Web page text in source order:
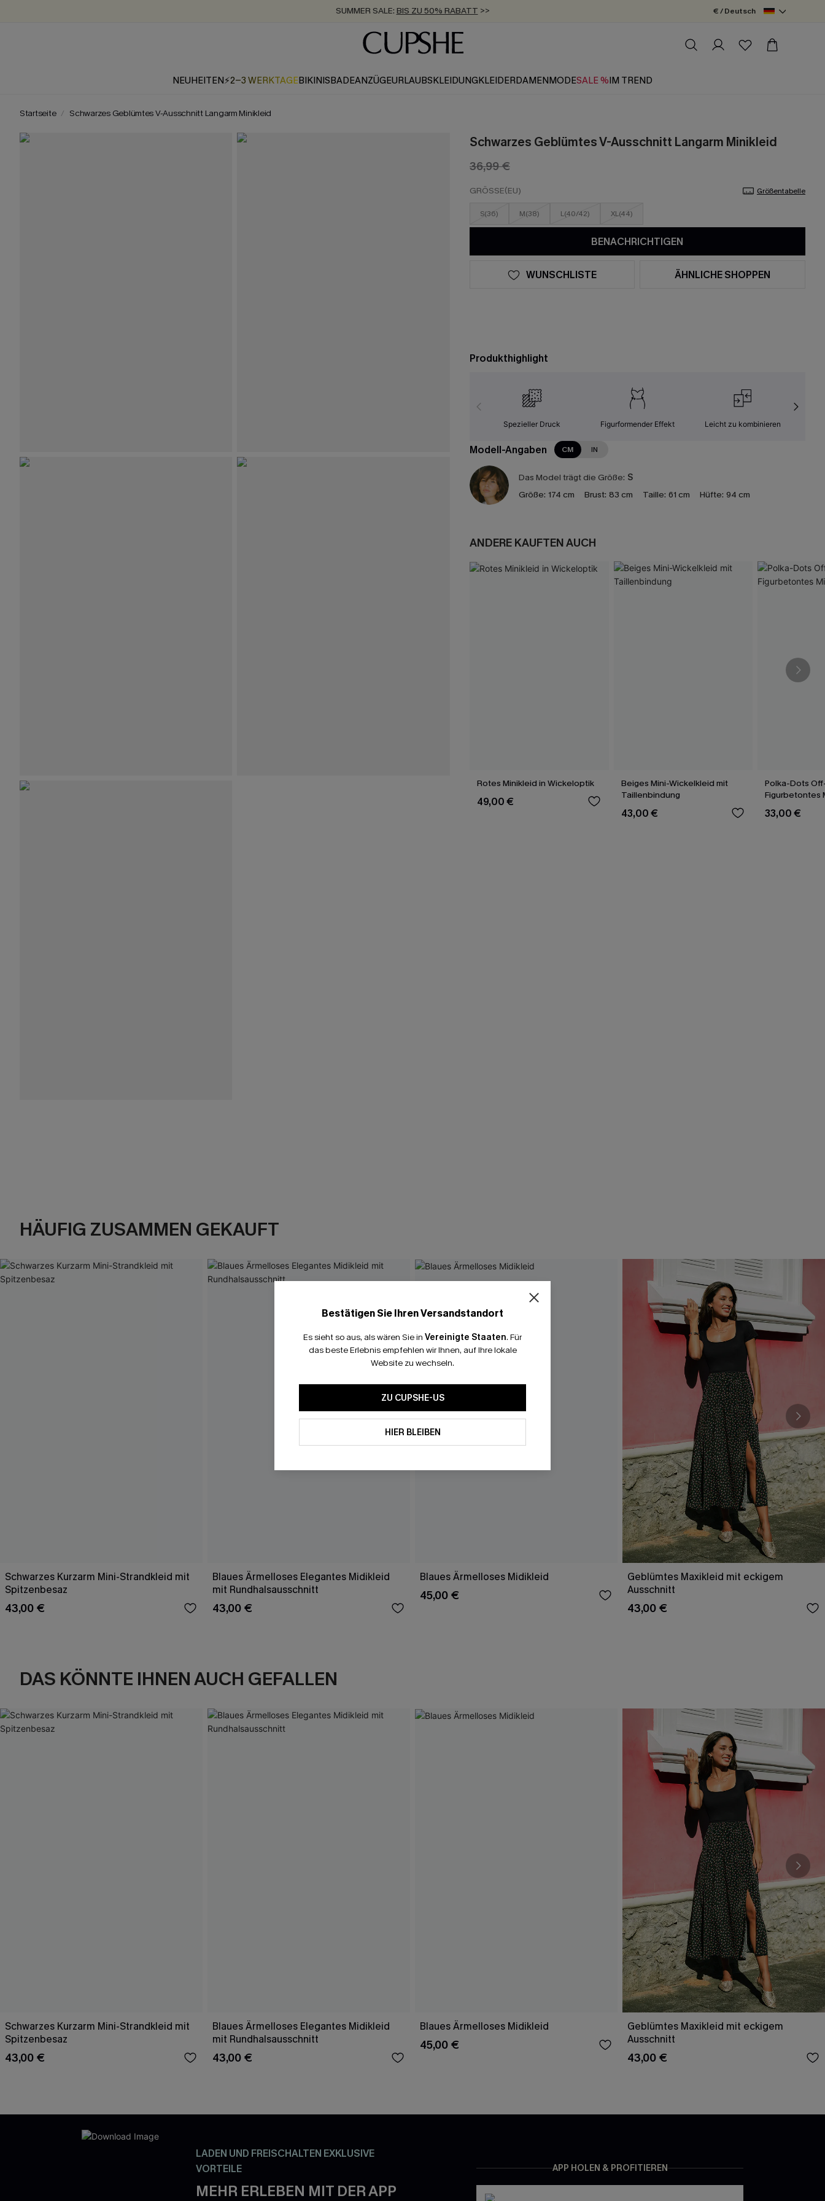
ZUM NEWSLETTER:BIS ZU -20% EXTRA ERHALTEN
KOSTENLOSER VERSAND AB 89 €
€ / Deutsch
NEUHEITEN⚡2-3 WERKTAGEBIKINISBADEANZÜGEURLAUBSKLEIDUNGKLEIDERDAMENMODESALE %IM TREND
Startseite Schwarzes Geblümtes V-Ausschnitt Langarm Minikleid
Schwarzes Geblümtes V-Ausschnitt Langarm Minikleid
36,99 €
GRÖSSE(EU) Größentabelle
S(36) M(38) L(40/42) XL(44)
BENACHRICHTIGEN
WUNSCHLISTE ÄHNLICHE SHOPPEN
Produkthighlight
Spezieller Druck Figurformender Effekt Leicht zu kombinieren
Modell-Angaben CM IN
Das Model trägt die Größe: S
Größe: 174 cm Brust: 83 cm Taille: 61 cm Hüfte: 94 cm
ANDERE KAUFTEN AUCH
Rotes Minikleid in Wickeloptik
49,00 €
Beiges Mini-Wickelkleid mit
Taillenbindung
43,00 €
Polka-Dots
Figurbetontes
Cocktailkleid
33,00 €
HÄUFIG ZUSAMMEN GEKAUFT
Schwarzes Kurzarm Mini-Strandkleid mit
Spitzenbesaz
43,00 €
Blaues Ärmelloses Elegantes Midikleid
mit Rundhalsausschnitt
43,00 €
Blaues Ärmelloses Midikleid
45,00 €
Geblümtes Maxikleid mit eckigem
Ausschnitt
43,00 €
DAS KÖNNTE IHNEN AUCH GEFALLEN
Schwarzes Kurzarm Mini-Strandkleid mit
Spitzenbesaz
43,00 €
Blaues Ärmelloses Elegantes Midikleid
mit Rundhalsausschnitt
43,00 €
Blaues Ärmelloses Midikleid
45,00 €
Geblümtes Maxikleid mit eckigem
Ausschnitt
43,00 €
LADEN UND FREISCHALTEN EXKLUSIVE
VORTEILE
MEHR ERLEBEN MIT DER APP
APP HOLEN & PROFITIEREN
Bestätigen Sie Ihren Versandstandort
Es sieht so aus, als wären Sie in Vereinigte Staaten. Für
das beste Erlebnis empfehlen wir Ihnen, auf Ihre lokale
Website zu wechseln.
ZU CUPSHE-US
HIER BLEIBEN